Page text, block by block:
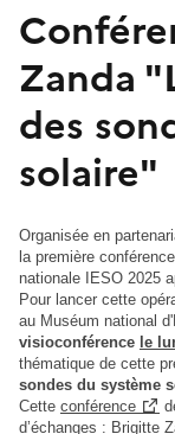
Zanda
des
solaire"
Organisée en
la première
nationale IESO 2025
Pour lancer cette
au Muséum national
visioconférence le
thématique de cette
sondes du système
Cette conférence
d’échanges : Brigitte